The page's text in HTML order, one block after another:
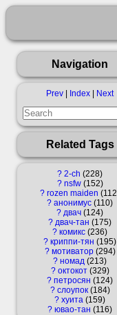
Navigation
Prev Index Next
Related Tags
? 2-ch 228
? nsfw 152
? rozen maiden
112
? анонимус 110
? двач 124
? двач-тан
175
? комикс 236
? криппи-тян
195
? мотиватор 294
? номад 213
? октокот 329
? петросян
124
? слоупок 184
? хуита 159
? ювао-тан 116